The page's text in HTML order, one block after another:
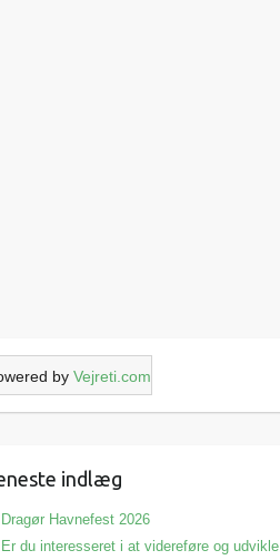
by Vejreti.com
indlæg
Dragør Havnefest 2026
Er du interesseret i at videreføre og udvikle